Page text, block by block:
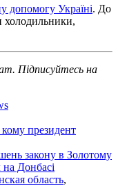
допомогу Україні. До
холодильники,
Підписуйтесь на
президент
закону в Золотому
Донбасі
область,